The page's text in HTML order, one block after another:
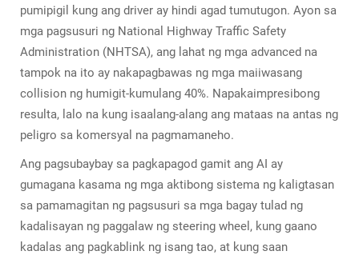
pumipigil kung ang driver ay hindi agad tumutugon. Ayon sa
mga pagsusuri ng National Highway Traffic Safety
Administration (NHTSA), ang lahat ng mga advanced na
tampok na ito ay nakapagbawas ng mga maiiwasang
collision ng humigit-kumulang 40%. Napakaimpresibong
resulta, lalo na kung isaalang-alang ang mataas na antas ng
peligro sa komersyal na pagmamaneho.
Ang pagsubaybay sa pagkapagod gamit ang AI ay
gumagana kasama ng mga aktibong sistema ng kaligtasan
sa pamamagitan ng pagsusuri sa mga bagay tulad ng
kadalisayan ng paggalaw ng steering wheel, kung gaano
kadalas ang pagkablink ng isang tao, at kung saan